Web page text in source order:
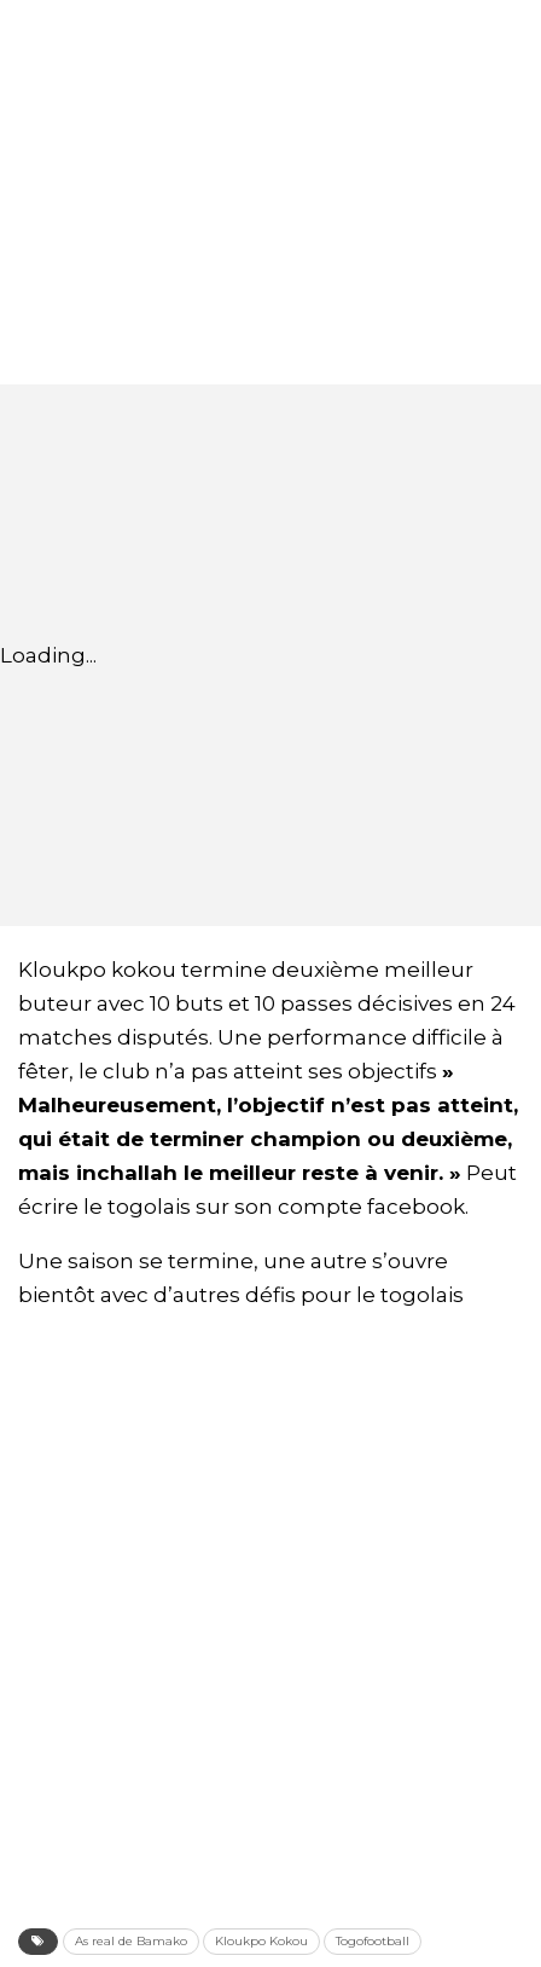
Loading...
Kloukpo kokou termine deuxième meilleur
buteur avec 10 buts et 10 passes décisives en 24
matches disputés. Une performance difficile à
fêter, le club n’a pas atteint ses objectifs »
Malheureusement, l’objectif n’est pas atteint,
qui était de terminer champion ou deuxième,
mais inchallah le meilleur reste à venir. » Peut
écrire le togolais sur son compte facebook.
Une saison se termine, une autre s’ouvre
bientôt avec d’autres défis pour le togolais
As real de Bamako Kloukpo Kokou Togofootball